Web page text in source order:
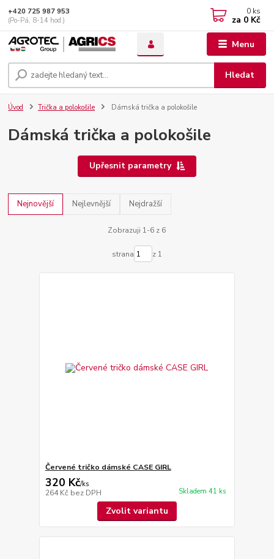
Menu
Hledat
+420 725 987 953
(Po-Pá, 8-14 hod.)
0 ks
za 0 Kč
Úvod Trička a polokošile Dámská trička a polokošile
Dámská trička a polokošile
Upřesnit parametry
Nejnovější Nejlevnější Nejdražší
Zobrazuji 1-6 z 6
strana z 1
Červené tričko dámské CASE GIRL
320 Kč/ks
264 Kč bez DPH Skladem 41 ks
Zvolit variantu